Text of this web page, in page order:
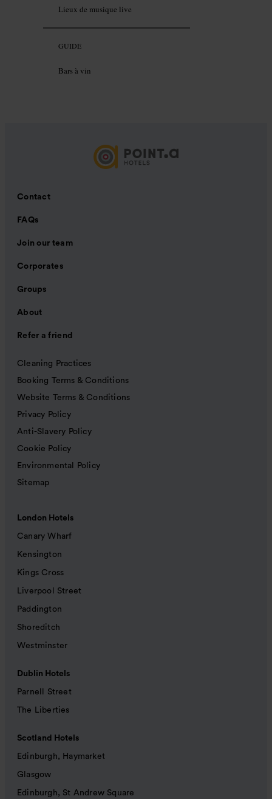
Lieux de musique live
GUIDE
Bars à vin
Contact
FAQs
Join our team
Corporates
Groups
About
Refer a friend
Cleaning Practices
Booking Terms & Conditions
Website Terms & Conditions
Privacy Policy
Anti-Slavery Policy
Cookie Policy
Environmental Policy
Sitemap
London Hotels
Canary Wharf
Kensington
Kings Cross
Liverpool Street
Paddington
Shoreditch
Westminster
Dublin Hotels
Parnell Street
The Liberties
Scotland Hotels
Edinburgh, Haymarket
Glasgow
Edinburgh, St Andrew Square